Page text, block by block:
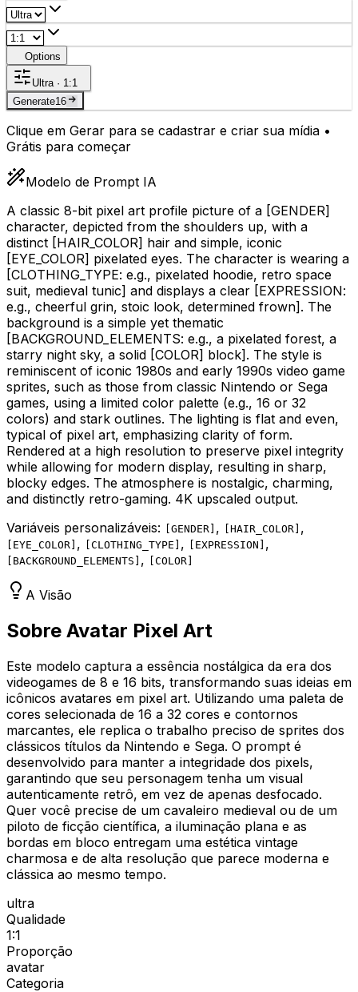
Options
Ultra · 1:1
Generate16
Clique em Gerar para se cadastrar e criar sua mídia •
Grátis para começar
Modelo de Prompt IA
A classic 8-bit pixel art profile picture of a [GENDER]
character, depicted from the shoulders up, with a
distinct [HAIR_COLOR] hair and simple, iconic
[EYE_COLOR] pixelated eyes. The character is wearing a
[CLOTHING_TYPE: e.g., pixelated hoodie, retro space
suit, medieval tunic] and displays a clear [EXPRESSION:
e.g., cheerful grin, stoic look, determined frown]. The
background is a simple yet thematic
[BACKGROUND_ELEMENTS: e.g., a pixelated forest, a
starry night sky, a solid [COLOR] block]. The style is
reminiscent of iconic 1980s and early 1990s video game
sprites, such as those from classic Nintendo or Sega
games, using a limited color palette (e.g., 16 or 32
colors) and stark outlines. The lighting is flat and even,
typical of pixel art, emphasizing clarity of form.
Rendered at a high resolution to preserve pixel integrity
while allowing for modern display, resulting in sharp,
blocky edges. The atmosphere is nostalgic, charming,
and distinctly retro-gaming. 4K upscaled output.
Variáveis personalizáveis:
GENDER , HAIR_COLOR ,
EYE_COLOR , CLOTHING_TYPE , EXPRESSION ,
BACKGROUND_ELEMENTS , COLOR
A Visão
Sobre Avatar Pixel Art
Este modelo captura a essência nostálgica da era dos
videogames de 8 e 16 bits, transformando suas ideias em
icônicos avatares em pixel art. Utilizando uma paleta de
cores selecionada de 16 a 32 cores e contornos
marcantes, ele replica o trabalho preciso de sprites dos
clássicos títulos da Nintendo e Sega. O prompt é
desenvolvido para manter a integridade dos pixels,
garantindo que seu personagem tenha um visual
autenticamente retrô, em vez de apenas desfocado.
Quer você precise de um cavaleiro medieval ou de um
piloto de ficção científica, a iluminação plana e as
bordas em bloco entregam uma estética vintage
charmosa e de alta resolução que parece moderna e
clássica ao mesmo tempo.
ultra
Qualidade
1:1
Proporção
avatar
Categoria